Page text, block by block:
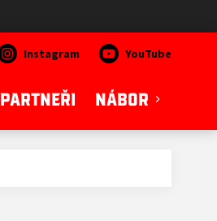
Instagram YouTube
PARTNEŘI NÁBOR